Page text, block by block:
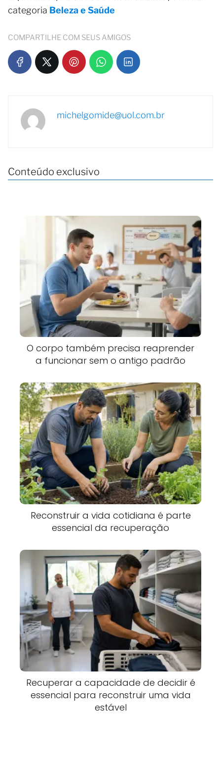
categoria Beleza e Saúde
COMPARTILHE COM SEUS AMIGOS
michelgomide@uol.com.br
Conteúdo exclusivo
O corpo também precisa reaprender
a funcionar sem o antigo padrão
Reconstruir a vida cotidiana é parte
essencial da recuperação
Recuperar a capacidade de decidir é
essencial para reconstruir uma vida
estável